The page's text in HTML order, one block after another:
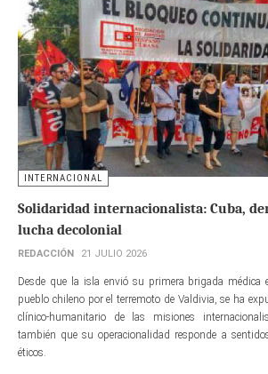
INTERNACIONAL
Solidaridad internacionalista: Cuba,
lucha decolonial
REDACCIÓN 21 JULIO 2026
Desde que la isla envió su primera brigada médica
pueblo chileno por el terremoto de Valdivia, se ha
clínico-humanitario de las misiones
también que su operacionalidad responde a
éticos.